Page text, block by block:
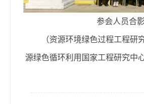
参会人员合
（资源环境绿色过程工程研
源绿色循环利用国家工程研究中